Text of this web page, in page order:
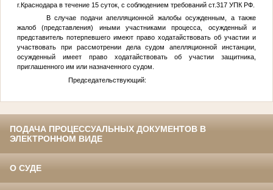
г.Краснодара в течение 15 суток, с соблюдением требований ст.317 УПК РФ.
В случае подачи апелляционной жалобы осужденным, а также
жалоб (представления) иными участниками процесса, осужденный и
представитель потерпевшего имеют право ходатайствовать об участии и
участвовать при рассмотрении дела судом апелляционной инстанции,
осужденный имеет право ходатайствовать об участии защитника,
приглашенного им или назначенного судом.
Председательствующий:
ПОДАЧА ПРОЦЕССУАЛЬНЫХ ДОКУМЕНТОВ В
ЭЛЕКТРОННОМ ВИДЕ
О СУДЕ